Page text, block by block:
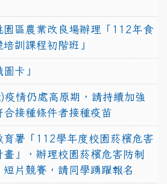
園區農業改良場辦理「112年食
訓課程初階班」
卡」
疫情仍處高原期，請持續加強
接種條件者接種疫苗
育署「112學年度校園菸檳危害
」，辦理校園菸檳危害防制
片競賽，請同學踴躍報名